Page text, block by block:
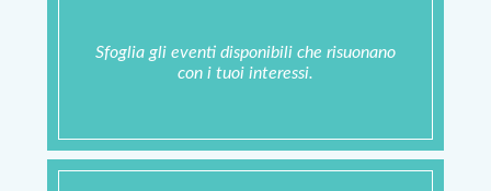
Sfoglia gli eventi disponibili che risuonano
con i tuoi interessi.